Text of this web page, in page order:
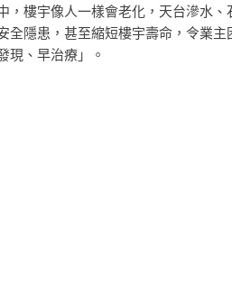
樓宇像人一樣會老化，天台滲水
隱患，甚至縮短樓宇壽命，令業主
現、早治療」。